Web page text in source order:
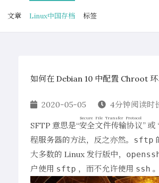
文章 Linux中国存档 标签
如何在 Debian 10 中配置 Chroot
2020-05-05 4分钟阅读时
SFTP 意思是“安全文件传输协议
Secure File Transfer Protocol
” 或
程服务器的方法，反之亦然。 sftp
大多数的 Linux 发行版中，
户使用 sftp ，而不允许使用 ssh 。